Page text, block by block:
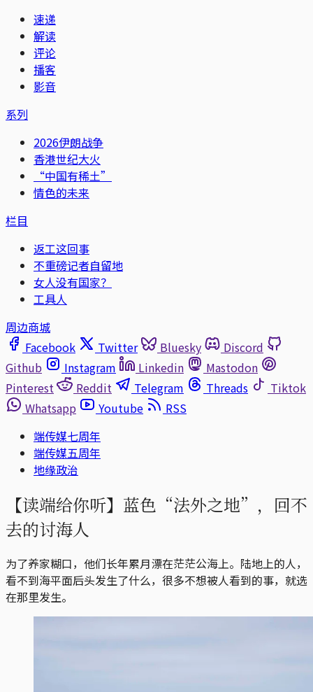
速递
解读
评论
播客
影音
系列
2026伊朗战争
香港世纪大火
“中国有稀土”
情色的未来
栏目
返工这回事
不重磅记者自留地
女人没有国家？
工具人
周边商城
Facebook
Twitter Bluesky
Discord
Github
Instagram Linkedin
Mastodon
Pinterest
Reddit Telegram Threads
Tiktok
Whatsapp
Youtube
RSS
端传媒七周年
端传媒五周年
地缘政治
【读端给你听】蓝色“法外之地”，回不
去的讨海人
为了养家糊口，他们长年累月漂在茫茫公海上。陆地上的人，
看不到海平面后头发生了什么，很多不想被人看到的事，就选
在那里发生。